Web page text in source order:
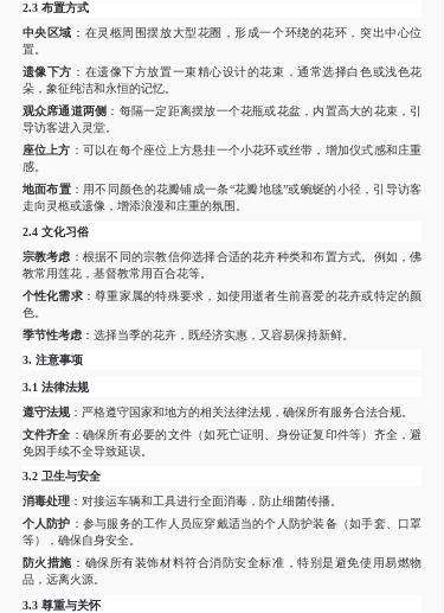
2.3布置方式
中央区域 ：在灵柩周围摆放大型花圈，形成一个环绕的花环，突出中心位
置。
遗像下方 ：在遗像下方放置一束精心设计的花束，通常选择白色或浅色花
朵，象征纯洁和永恒的记忆。
观众席通道两侧 ：每隔一定距离摆放一个花瓶或花盆，内置高大的花束，引
导访客进入灵堂。
座位上方 ：可以在每个座位上方悬挂一个小花环或丝带，增加仪式感和庄重
感。
地面布置：用不同颜色的花瓣铺成一条“花瓣地毯”或蜿蜒的小径，引导访客
走向灵柩或遗像，增添浪漫和庄重的氛围。
2.4文化习俗
宗教考虑 ：根据不同的宗教信仰选择合适的花卉种类和布置方式。例如，佛
教常用莲花，基督教常用百合花等。
个性化需求：尊重家属的特殊要求，如使用逝者生前喜爱的花卉或特定的颜
色。
季节性考虑：选择当季的花卉，既经济实惠，又容易保持新鲜。
3. 注意事项
3.1法律法规
遵守法规：严格遵守国家和地方的相关法律法规，确保所有服务合法合规。
文件齐全 ：确保所有必要的文件（如死亡证明、身份证复印件等）齐全，避
免因手续不全导致延误。
3.2卫生与安全
消毒处理：对接运车辆和工具进行全面消毒，防止细菌传播。
个人防护 ：参与服务的工作人员应穿戴适当的个人防护装备（如手套、口罩
等），确保自身安全。
防火措施 ：确保所有装饰材料符合消防安全标准，特别是避免使用易燃物
品，远离火源。
3.3尊重与关怀